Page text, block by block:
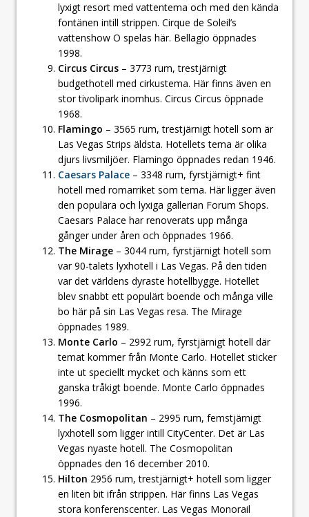
lyxigt resort med vattentema och med den kända
fontänen intill strippen. Cirque de Soleil’s
vattenshow O spelas här. Bellagio öppnades
1998.
Circus Circus – 3773 rum, trestjärnigt
budgethotell med cirkustema. Här finns även en
stor tivolipark inomhus. Circus Circus öppnade
1968.
Flamingo – 3565 rum, trestjärnigt hotell som är
Las Vegas Strips äldsta. Hotellets tema är olika
djurs livsmiljöer. Flamingo öppnades redan 1946.
Caesars Palace – 3348 rum, fyrstjärnigt+ fint
hotell med romarriket som tema. Här ligger även
den populära och lyxiga gallerian Forum Shops.
Caesars Palace har renoverats upp många
gånger under åren och öppnades 1966.
The Mirage – 3044 rum, fyrstjärnigt hotell som
var 90-talets lyxhotell i Las Vegas. På den tiden
var det världens dyraste hotellbygge. Hotellet
blev snabbt ett populärt boende och många ville
bo här på sin Las Vegas resa. The Mirage
öppnades 1989.
Monte Carlo – 2992 rum, fyrstjärnigt hotell där
temat kommer från Monte Carlo. Hotellet sticker
inte ut speciellt mycket och känns som ett
ganska tråkigt boende. Monte Carlo öppnades
1996.
The Cosmopolitan – 2995 rum, femstjärnigt
lyxhotell som ligger intill CityCenter. Det är Las
Vegas nyaste hotell. The Cosmopolitan
öppnades den 16 december 2010.
Hilton 2956 rum, trestjärnigt+ hotell som ligger
en liten bit ifrån strippen. Här finns Las Vegas
stora konferenscenter. Las Vegas Monorail